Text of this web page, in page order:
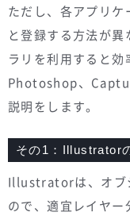
ただし、各アプリ
と登録する方法が
ラリを利用すると
Photoshop、
説明をします。
その1：Illustrator
Illustratorは、オブ
ので、適宜レイヤー